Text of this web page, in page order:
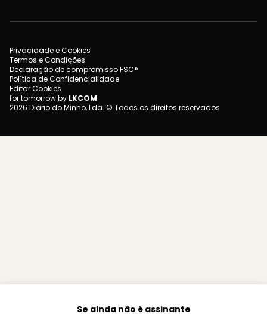
Se ainda não é assinante
Privacidade e Cookies
Termos e Condições
Declaração de compromisso FSC®
Política de Confidencialidade
Editar Cookies
for tomorrow by LKCOM
2026 Diário do Minho, Lda. © Todos os direitos reservados